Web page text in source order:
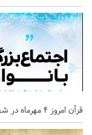
قرآن امروز 4 مهرماه در شهرکرد برگزار می شود.